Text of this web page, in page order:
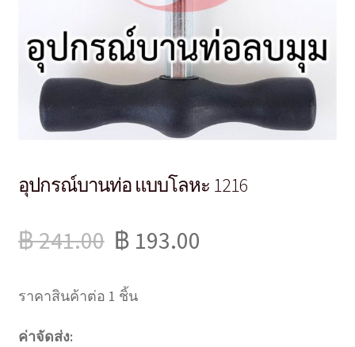
อุปกรณ์บานท่อ แบบโลหะ 1216
฿241.00 ฿ 193.00
ราคาสินค้าต่อ 1 ชิ้น
ค่าจัดส่ง: